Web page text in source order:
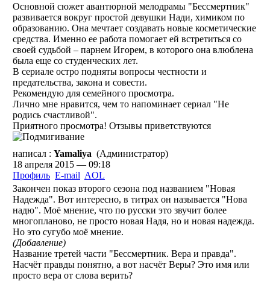
Основной сюжет авантюрной мелодрамы "Бессмертник"
развивается вокруг простой девушки Нади, химиком по
образованию. Она мечтает создавать новые косметические
средства. Именно ее работа помогает ей встретиться со
своей судьбой – парнем Игорем, в которого она влюблена
была еще со студенческих лет.
В сериале остро подняты вопросы честности и
предательства, закона и совести.
Рекомендую для семейного просмотра.
Лично мне нравится, чем то напоминает сериал "Не
родись счастливой".
Приятного просмотра! Отзывы приветствуются
написал : Yamaliya (Администратор)
18 апреля 2015 — 09:18
Профиль E-mail AOL
Закончен показ второго сезона под названием "Новая
Надежда". Вот интересно, в титрах он называется "Нова
надю". Моё мнение, что по русски это звучит более
многопланово, не просто новая Надя, но и новая надежда.
Но это сугубо моё мнение.
(Добавление)
Название третей части "Бессмертник. Вера и правда".
Насчёт правды понятно, а вот насчёт Веры? Это имя или
просто вера от слова верить?